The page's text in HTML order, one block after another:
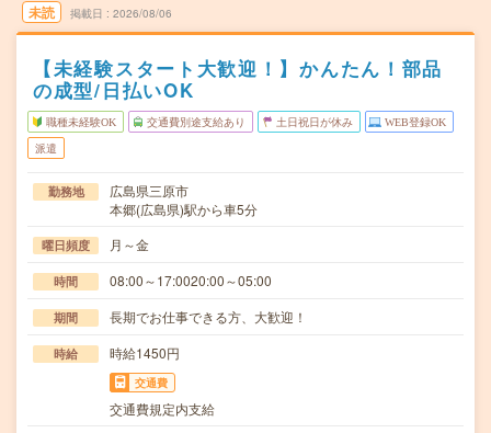
未読 掲載日 2026/08/06
【未経験スタート大歓迎！】かんたん！部品
の成型/日払いOK
職種未経験OK 交通費別途支給あり 土日祝日が休み WEB登録OK
派遣
勤務地
広島県三原市
本郷(広島県)駅から車5分
曜日頻度 月～金
時間 08:00～17:0020:00～05:00
期間 長期でお仕事できる方、大歓迎！
時給 時給1450円
交通費
交通費規定内支給